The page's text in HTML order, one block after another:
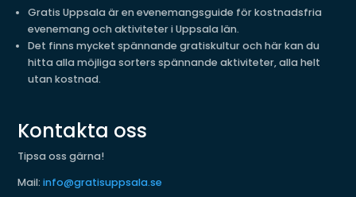
Gratis Uppsala är en evenemangsguide för kostnadsfria
evenemang och aktiviteter i Uppsala län.
Det finns mycket spännande gratiskultur och här kan du
hitta alla möjliga sorters spännande aktiviteter, alla helt
utan kostnad.
Kontakta oss
Tipsa oss gärna!
Mail:info@gratisuppsala.se